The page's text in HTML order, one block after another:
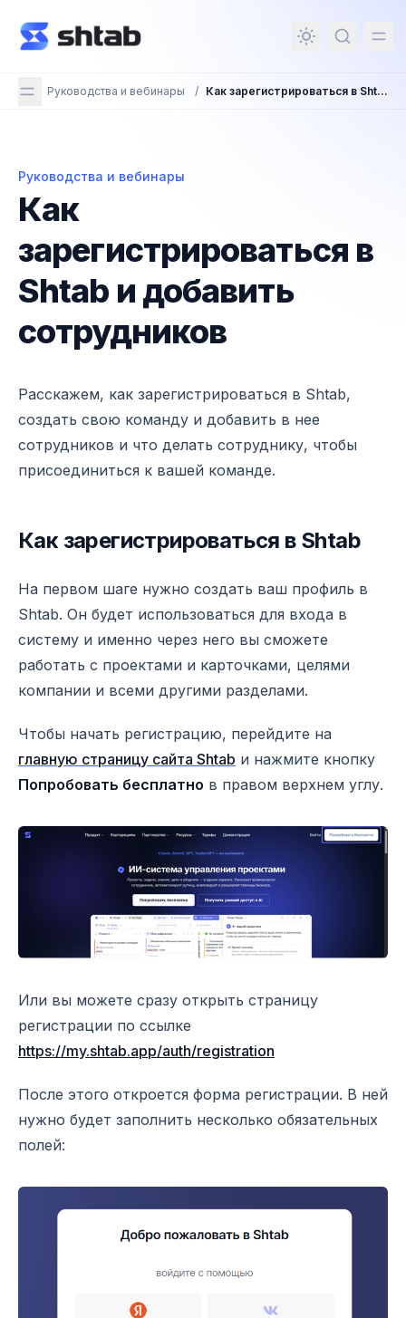
содержимому
Руководства и вебинары / Как зарегистрироваться в Shtab и добавить сотрудников
Как зарегистрироваться в Shtab и добавить
Руководства и вебинары
Как
зарегистрироваться в
Shtab и добавить
сотрудников
Расскажем, как зарегистрироваться в Shtab,
создать свою команду и добавить в нее
сотрудников и что делать сотруднику, чтобы
присоединиться к вашей команде.
Как зарегистрироваться в Shtab
На первом шаге нужно создать ваш профиль в
Shtab. Он будет использоваться для входа в
систему и именно через него вы сможете
работать с проектами и карточками, целями
компании и всеми другими разделами.
Чтобы начать регистрацию, перейдите на
главную страницу сайта Shtab и нажмите кнопку
Попробовать бесплатно в правом верхнем углу.
Или вы можете сразу открыть страницу
регистрации по ссылке
https://my.shtab.app/auth/registration
После этого откроется форма регистрации. В ней
нужно будет заполнить несколько обязательных
полей: